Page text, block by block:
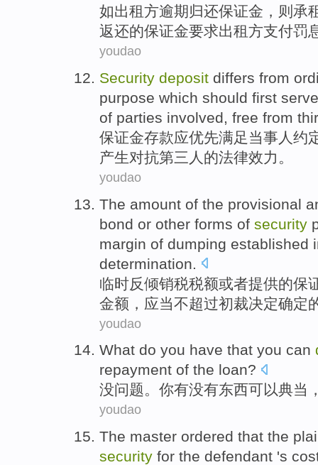
如出租方逾期归还保证金 ，则 承
返还的保证金要求出租方支付罚
youdao
Security deposit differs from
purpose which should first serve
of parties involved, free from
保证金存款应优先满足 当事人 约
产生对抗第三 人的法律效力。
youdao
The amount of the provisional
bond or other forms of security
margin of dumping established
determination.
临时反倾销税税额或者提供的保
金额 ， 应当不超过初裁决定确定
youdao
What do you have that you can
repayment of the loan?
没问题。 你有没有东西可以典当
youdao
The master ordered that the
security for the defendant 's